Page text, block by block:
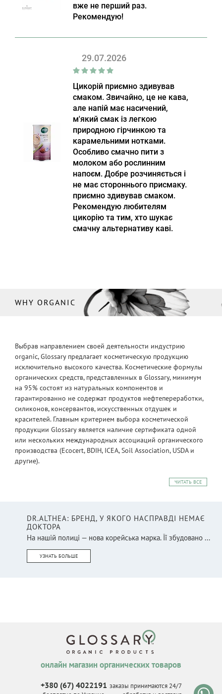
вже не перший раз.
Рекомендую!
29.07.2026
Цикорій приємно здивував
смаком. Звичайно, це не кава,
але напій має насичений,
м'який смак із легкою
природною гірчинкою та
карамельними нотками.
Особливо смачно пити з
молоком або рослинним
напоєм. Добре розчиняється і
не має стороннього присмаку.
приємно здивував смаком.
Рекомендую любителям
цикорію та тим, хто шукає
смачну альтернативу каві.
WHY ORGANIC
Выбрав направлением своей деятельности индустрию
organic, Glossary предлагает косметическую продукцию
исключительно высокого качества. Косметические формулы
органических средств, представленных в Glossary, минимум
на 95% состоят из натуральных компонентов и
гарантированно не содержат продуктов нефтепереработки,
силиконов, консервантов, искусственных отдушек и
красителей. Главным критерием выбора косметической
продукции Glossary является наличие сертификата одной
или нескольких международных ассоциаций органического
производства (Ecocert, BDIH, ICEA, Soil Association, USDA и
другие).
ЧИТАТЬ ВСЕ
DR.ALTHEA: БРЕНД, У ЯКОГО НАСПРАВДІ НЕМАЄ
ДОКТОРА
На нашій полиці — нова корейська марка. Її збудовано ...
УЗНАТЬ БОЛЬШЕ
онлайн магазин органических товаров
+380 (67) 4022191 заказы принимаются 24/7